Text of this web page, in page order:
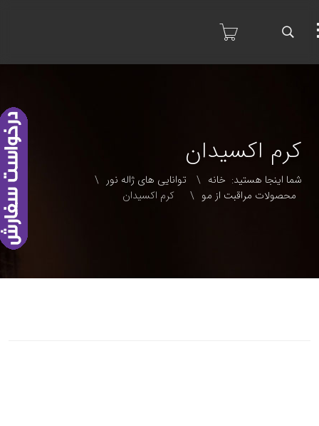
‫کرم اکسیدان‬‏
شما اینجا هستید: خانه \ توانایی های ژاله نور \
محصولات مراقبت از مو \ ‫کرم اکسیدان‬‏